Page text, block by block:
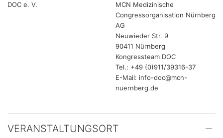
DOC e. V.
MCN Medizinische
Congressorganisation Nürnberg
AG
Neuwieder Str. 9
90411 Nürnberg
Kongressteam DOC
Tel.: +49 (0)911/39316-37
E-Mail: info-doc@mcn-
nuernberg.de
VERANSTALTUNGSORT